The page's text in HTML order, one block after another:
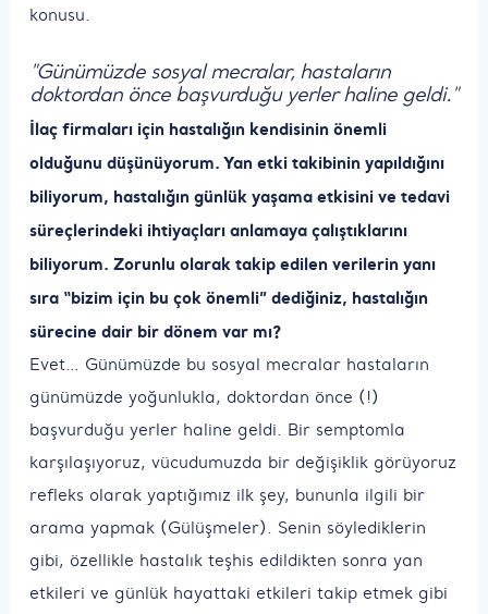
konusu.
"Günümüzde sosyal mecralar, hastaların
doktordan önce başvurduğu yerler haline geldi."
İlaç firmaları için hastalığın kendisinin önemli
olduğunu düşünüyorum. Yan etki takibinin yapıldığını
biliyorum, hastalığın günlük yaşama etkisini ve tedavi
süreçlerindeki ihtiyaçları anlamaya çalıştıklarını
biliyorum. Zorunlu olarak takip edilen verilerin yanı
sıra “bizim için bu çok önemli” dediğiniz, hastalığın
sürecine dair bir dönem var mı?
Evet… Günümüzde bu sosyal mecralar hastaların
günümüzde yoğunlukla, doktordan önce (!)
başvurduğu yerler haline geldi. Bir semptomla
karşılaşıyoruz, vücudumuzda bir değişiklik görüyoruz
refleks olarak yaptığımız ilk şey, bununla ilgili bir
arama yapmak (Gülüşmeler). Senin söylediklerin
gibi, özellikle hastalık teşhis edildikten sonra yan
etkileri ve günlük hayattaki etkileri takip etmek gibi